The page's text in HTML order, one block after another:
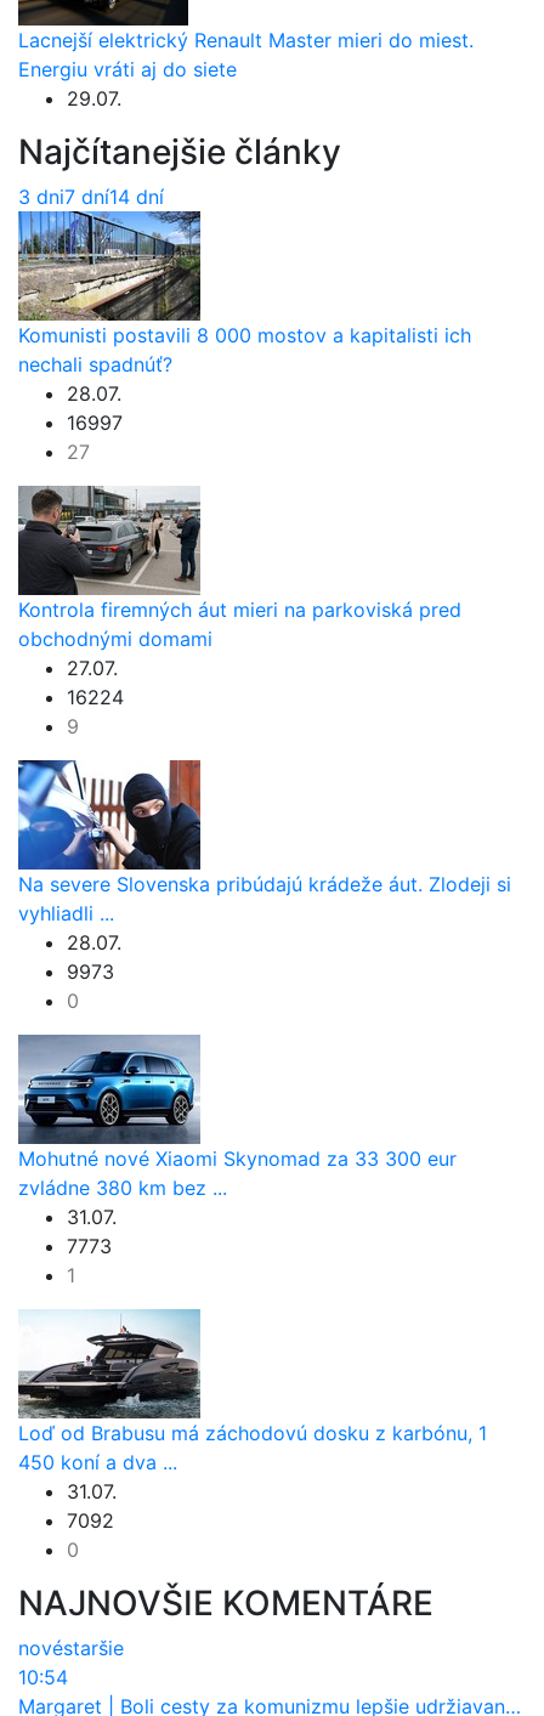
Lacnejší elektrický Renault Master mieri do miest.
Energiu vráti aj do siete
29.07.
Najčítanejšie články
3 dni7 dní14 dní
Komunisti postavili 8 000 mostov a kapitalisti ich
nechali spadnúť?
28.07.
16997
27
Kontrola firemných áut mieri na parkoviská pred
obchodnými domami
27.07.
16224
9
Na severe Slovenska pribúdajú krádeže áut. Zlodeji si
vyhliadli ...
28.07.
9973
0
Mohutné nové Xiaomi Skynomad za 33 300 eur
zvládne 380 km bez ...
31.07.
7773
1
Loď od Brabusu má záchodovú dosku z karbónu, 1
450 koní a dva ...
31.07.
7092
0
NAJNOVŠIE KOMENTÁRE
novéstaršie
10:54
Margaret
Boli cesty za komunizmu lepšie udržiavané ako dnes?